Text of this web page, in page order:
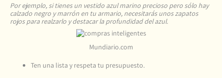
Por ejemplo, si tienes un vestido azul marino precioso pero sólo hay
calzado negro y marrón en tu armario, necesitarás unos zapatos
rojos para realzarlo y destacar la profundidad del azul.
Mundiario.com
Ten una lista y respeta tu presupuesto.